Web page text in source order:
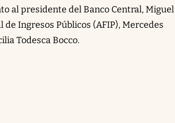
al presidente del Banco Central, Miguel
Ingresos Públicos (AFIP), Mercedes
Todesca Bocco.